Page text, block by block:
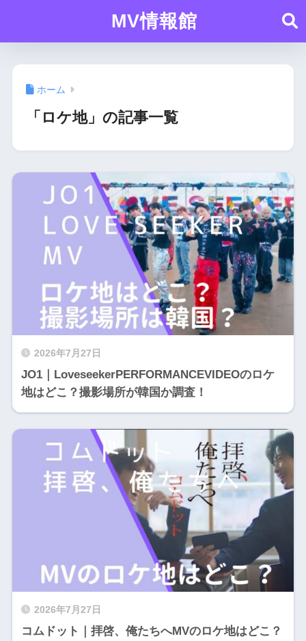
MV情報館
ホーム
「ロケ地」の記事一覧
2026年7月27日
JO1｜LoveseekerPERFORMANCEVIDEOのロケ
地はどこ？撮影場所が韓国か調査！
2026年7月27日
コムドット｜拝啓、俺たちへMVのロケ地はどこ？